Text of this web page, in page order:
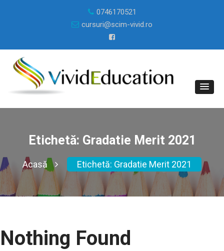
0746170521
cursuri@scim-vivid.ro
Etichetă: Gradatie Merit 2021
Acasă Etichetă: Gradatie Merit 2021
Nothing Found